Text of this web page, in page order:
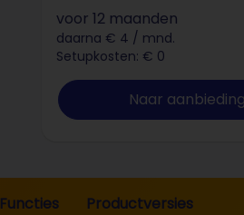
voor 12 maanden
daarna € 4 / mnd.
Setupkosten: € 0
Naar aanbieding
Functies Productversies